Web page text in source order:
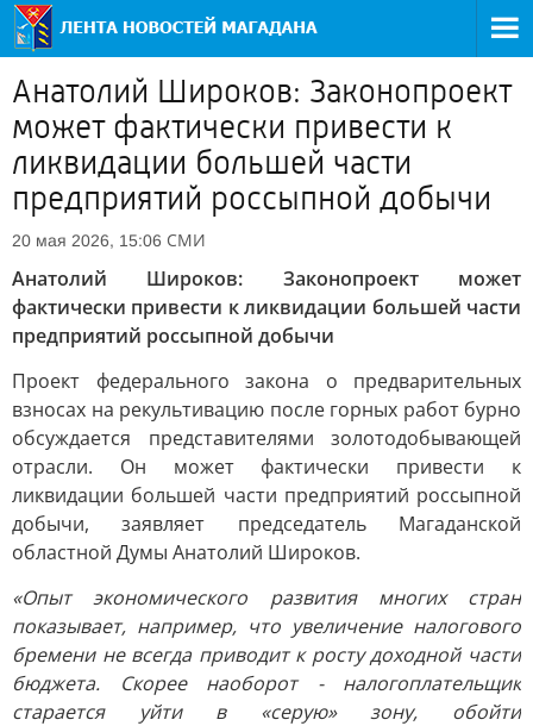
Анатолий Широков: Законопроект
может фактически привести к
ликвидации большей части
предприятий россыпной добычи
20 мая 2026, 15:06 СМИ
Анатолий Широков: Законопроект может
фактически привести к ликвидации большей части
предприятий россыпной добычи
Проект федерального закона о предварительных
взносах на рекультивацию после горных работ бурно
обсуждается представителями золотодобывающей
отрасли. Он может фактически привести к
ликвидации большей части предприятий россыпной
добычи, заявляет председатель Магаданской
областной Думы Анатолий Широков.
«Опыт экономического развития многих стран
показывает, например, что увеличение налогового
бремени не всегда приводит к росту доходной части
бюджета. Скорее наоборот - налогоплательщик
старается уйти в «серую» зону, обойти